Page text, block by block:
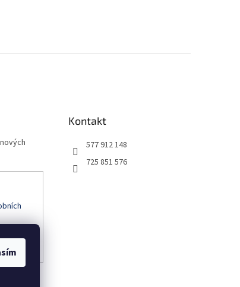
Kontakt
577 912 148
725 851 576